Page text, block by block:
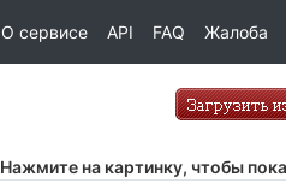
О сервисе API FAQ Жалоба
Нажмите на картинку, чтобы